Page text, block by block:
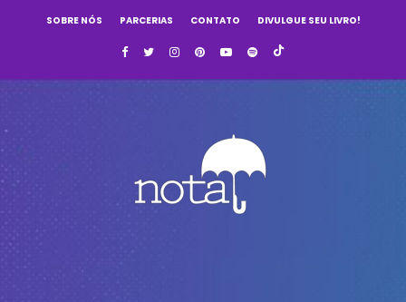
SOBRE NÓS PARCERIAS CONTATO DIVULGUE SEU LIVRO!